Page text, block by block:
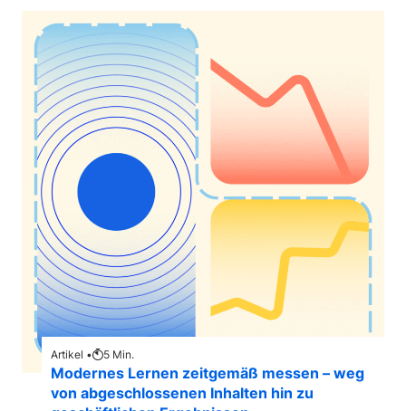
Artikel • 5 Min.
Modernes Lernen zeitgemäß messen – weg
von abgeschlossenen Inhalten hin zu